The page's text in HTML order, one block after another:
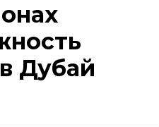
Дубай